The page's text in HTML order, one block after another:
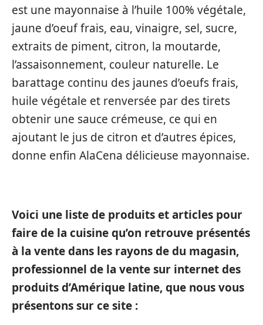
est une mayonnaise à l’huile 100% végétale,
jaune d’oeuf frais, eau, vinaigre, sel, sucre,
extraits de piment, citron, la moutarde,
l’assaisonnement, couleur naturelle. Le
barattage continu des jaunes d’oeufs frais,
huile végétale et renversée par des tirets
obtenir une sauce crémeuse, ce qui en
ajoutant le jus de citron et d’autres épices,
donne enfin AlaCena délicieuse mayonnaise.
Voici une liste de produits et articles pour
faire de la cuisine qu’on retrouve présentés
à la vente dans les rayons de du magasin,
professionnel de la vente sur internet des
produits d’Amérique latine, que nous vous
présentons sur ce site :